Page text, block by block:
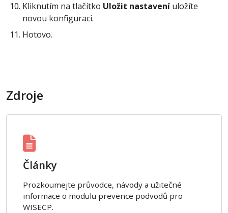
Kliknutím na tlačítko Uložit nastavení uložíte
novou konfiguraci.
Hotovo.
Zdroje
Články
Prozkoumejte průvodce, návody a užitečné
informace o modulu prevence podvodů pro
WISECP.